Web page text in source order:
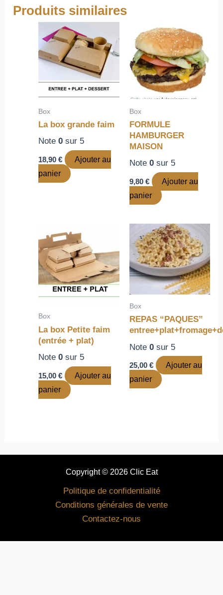
Produits similaires
Box
La box grande faim
Note0 sur 5
18,90€
Ajouter au
panier
Box
FORMULE
HAMBURGER
MAISON
Note 0sur 5
9,80 €
Ajouter au
panier
Box
La box Petite faim
(entrée + plat)
Note0 sur 5
15,00€
Ajouter au
panier
Box
REPAS “PAQUES”
Note 0sur 5
25,00 €
Ajouter au
panier
Copyright © 2026 Clic Eat
Politique de confidentialité
Conditions générales de vente
Contactez-nous